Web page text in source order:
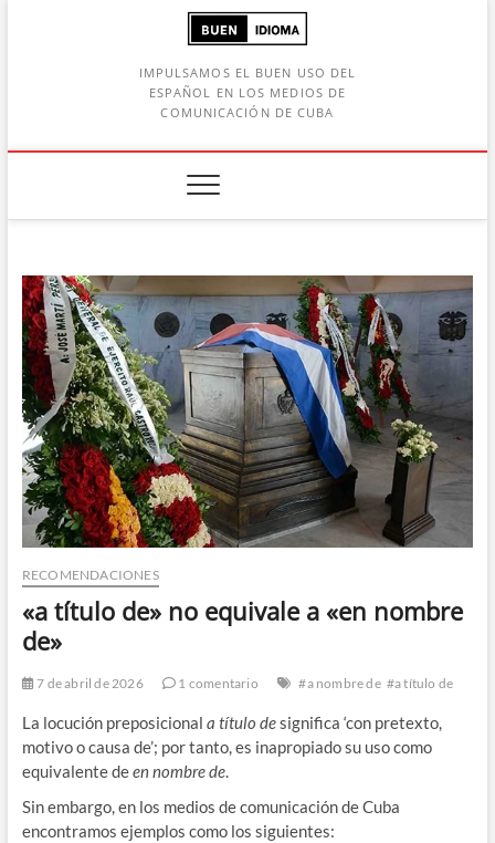
IMPULSAMOS EL BUEN USO DEL
ESPAÑOL EN LOS MEDIOS DE
COMUNICACIÓN DE CUBA
RECOMENDACIONES
«a título de» no equivale a «en nombre
de»
7 de abril de 2026 1 comentario #a nombre de #a título de
La locución preposicional a título designifica ‘con pretexto,
motivo o causa de’; por tanto, es inapropiado su uso como
equivalente deen nombre de.
Sin embargo, en los medios de comunicación de Cuba
encontramos ejemplos como los siguientes: